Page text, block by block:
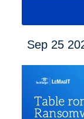
Sep 25